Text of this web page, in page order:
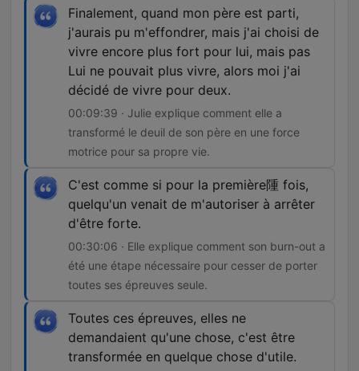
Finalement, quand mon père est parti,
j'aurais pu m'effondrer, mais j'ai choisi de
vivre encore plus fort pour lui, mais pas
Lui ne pouvait plus vivre, alors moi j'ai
décidé de vivre pour deux.
00:09:39 · Julie explique comment elle a
transformé le deuil de son père en une force
motrice pour sa propre vie.
C'est comme si pour la première隀 fois,
quelqu'un venait de m'autoriser à arrêter
d'être forte.
00:30:06 · Elle explique comment son burn-out a
été une étape nécessaire pour cesser de porter
toutes ses épreuves seule.
Toutes ces épreuves, elles ne
demandaient qu'une chose, c'est être
transformée en quelque chose d'utile.